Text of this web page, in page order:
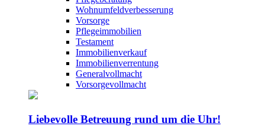
Wohnumfeldverbesserung
Vorsorge
Pflegeimmobilien
Testament
Immobilienverkauf
Immobilienverrentung
Generalvollmacht
Vorsorgevollmacht
Liebevolle Betreuung rund um die Uhr!